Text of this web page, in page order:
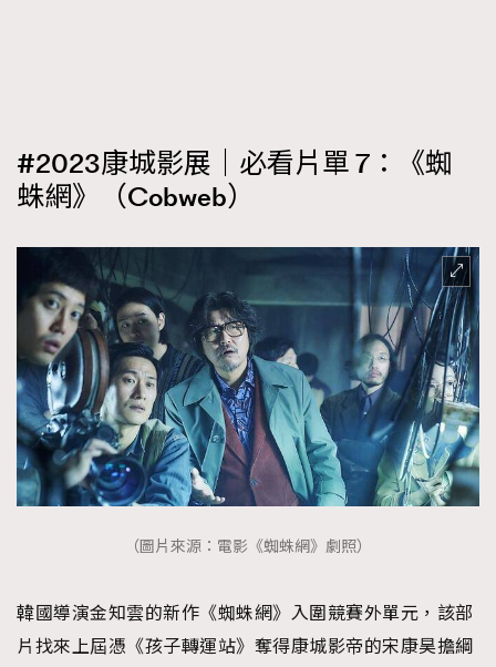
#2023康城影展｜必看片單 7：《蜘
蛛網》（Cobweb）
（圖片來源：電影《蜘蛛網》劇照）
韓國導演金知雲的新作《蜘蛛網》入圍競賽外單元，該部
片找來上屆憑《孩子轉運站》奪得康城影帝的宋康昊擔綱